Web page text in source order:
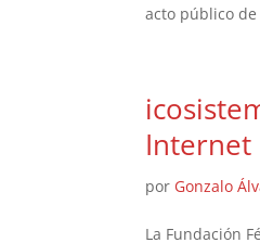
acto público
Internet
por Gonzalo
La Fundación